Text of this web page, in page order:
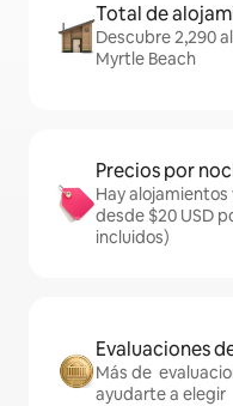
Total de
Descubre 2,290
Myrtle Beach
Precios por
Hay
desde $20 USD
incluidos)
Evaluaciones
Más de
ayudarte a elegir